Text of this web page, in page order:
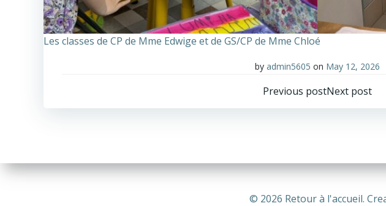
Les classes de CP de Mme Edwige et de GS/CP de Mme Chloé
by admin5605 on May 12, 2026
Post
Previous postPost
Next post
© 2026 Retour à l'accueil.